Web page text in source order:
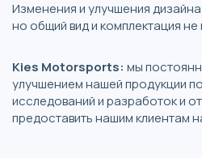
Изменения и улучшения
но общий вид и комплектация не
Kies Motorsports: мы
улучшением нашей продукции
исследований и разработок и
предоставить нашим клиентам